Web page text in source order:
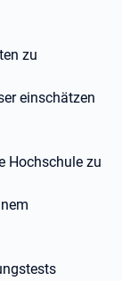
zu
einschätzen
Hochschule zu